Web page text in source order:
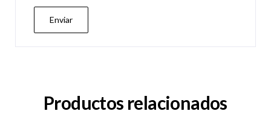
Productos relacionados